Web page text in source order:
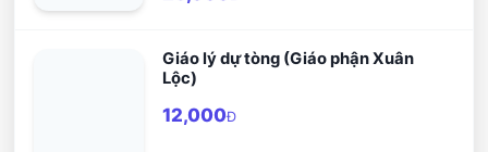
Giáo lý dự tòng (Giáo phận Xuân
Lộc)
12,000Đ